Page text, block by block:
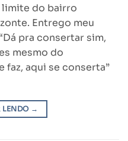
do bairro
Entrego meu
pra consertar sim,
mesmo do
faz, aqui se conserta”
→